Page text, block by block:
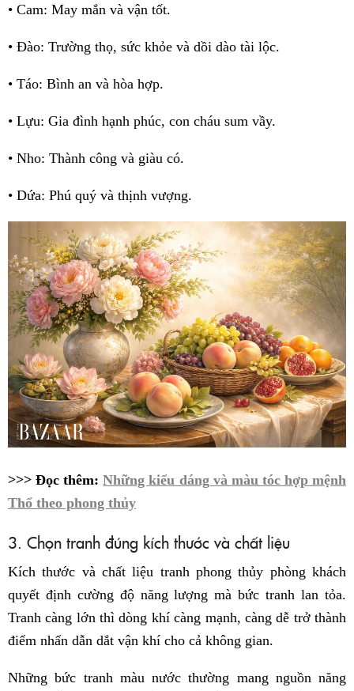
• Cam: May mắn và vận tốt.
• Đào: Trường thọ, sức khỏe và dồi dào tài lộc.
• Táo: Bình an và hòa hợp.
• Lựu: Gia đình hạnh phúc, con cháu sum vầy.
• Nho: Thành công và giàu có.
• Dứa: Phú quý và thịnh vượng.
>>> Đọc thêm:Những kiểu dáng và màu tóc hợp mệnh
Thổ theo phong thủy
3. Chọn tranh đúng kích thước và chất liệu
Kích thước và chất liệu tranh phong thủy phòng khách
quyết định cường độ năng lượng mà bức tranh lan tỏa.
Tranh càng lớn thì dòng khí càng mạnh, càng dễ trở thành
điểm nhấn dẫn dắt vận khí cho cả không gian.
Những bức tranh màu nước thường mang nguồn năng